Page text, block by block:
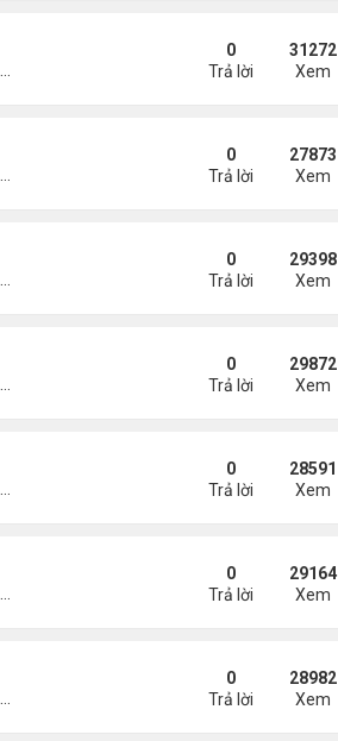
0
Trả lời
31272
Xem
0
Trả lời
27873
Xem
0
Trả lời
29398
Xem
0
Trả lời
29872
Xem
0
Trả lời
28591
Xem
0
Trả lời
29164
Xem
0
Trả lời
28982
Xem